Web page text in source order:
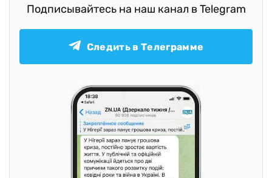
Подписывайтесь на наш канал в Telegram
Следить в Телеграмме